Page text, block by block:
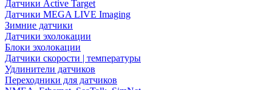
Датчики Active Target
Датчики MEGA LIVE Imaging
Зимние датчики
Датчики эхолокации
Блоки эхолокации
Датчики скорости | температуры
Удлинители датчиков
Переходники для датчиков